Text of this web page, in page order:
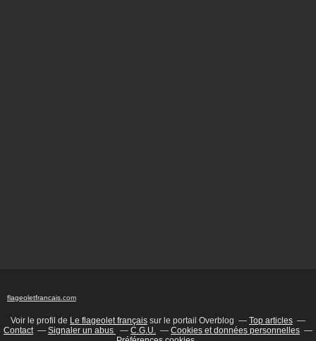
flageoletfrancais .com
Voir le profil de Le flageolet français sur le portail Overblog
Top articles
Contact
Signaler un abus C.G.U.
Cookies et données personnelles